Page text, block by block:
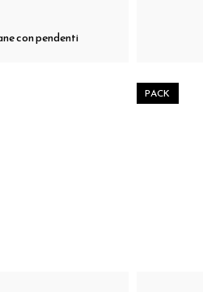
con pendenti
PACK